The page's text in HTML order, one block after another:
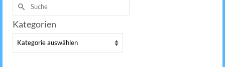
Suche
nach:
Kategorien
Kategorien